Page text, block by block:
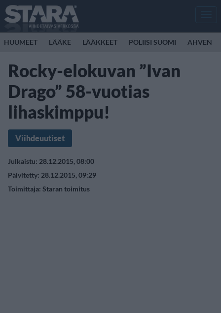
HUUMEET LÄÄKE LÄÄKKEET POLIISI SUOMI AHVEN
Rocky-elokuvan ”Ivan
Drago” 58-vuotias
lihaskimppu!
Viihdeuutiset
Julkaistu: 28.12.2015, 08:00
Päivitetty: 28.12.2015, 09:29
Toimittaja: Staran toimitus